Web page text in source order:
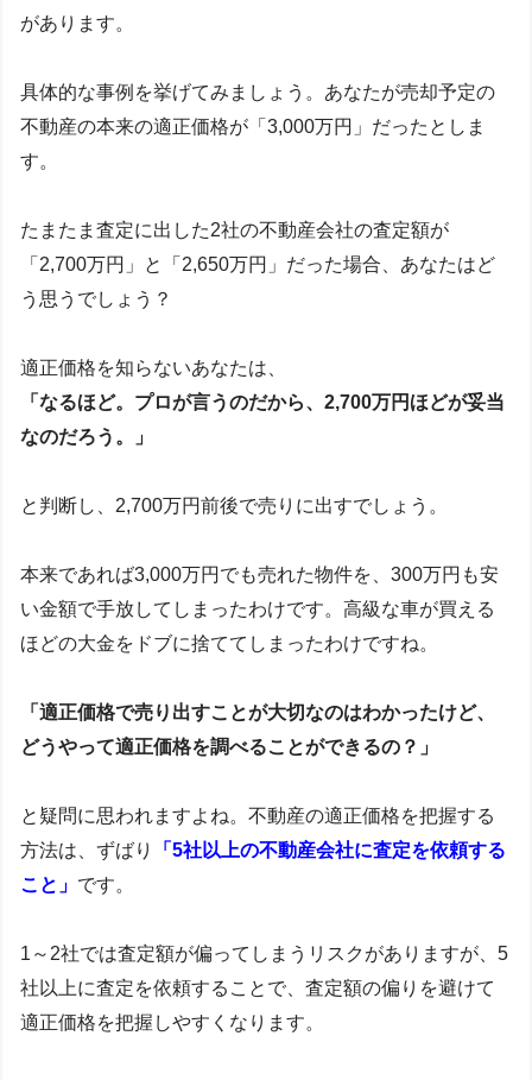
があります。
具体的な事例を挙げてみましょう。あなたが売却予定の
不動産の本来の適正価格が「3,000万円」だったとしま
す。
たまたま査定に出した2社の不動産会社の査定額が
「2,700万円」と「2,650万円」だった場合、あなたはど
う思うでしょう？
適正価格を知らないあなたは、
「なるほど。プロが言うのだから、2,700万円ほどが妥当
なのだろう。」
と判断し、2,700万円前後で売りに出すでしょう。
本来であれば3,000万円でも売れた物件を、300万円も安
い金額で手放してしまったわけです。高級な車が買える
ほどの大金をドブに捨ててしまったわけですね。
「適正価格で売り出すことが大切なのはわかったけど、
どうやって適正価格を調べることができるの？」
と疑問に思われますよね。不動産の適正価格を把握する
方法は、ずばり
「5社以上の不動産会社に査定を依頼する
こと」 です。
1～2社では査定額が偏ってしまうリスクがありますが、5
社以上に査定を依頼することで、査定額の偏りを避けて
適正価格を把握しやすくなります。